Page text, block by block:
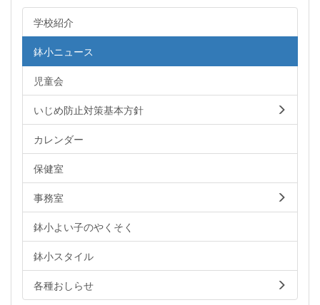
学校紹介
鉢小ニュース
児童会
いじめ防止対策基本方針
カレンダー
保健室
事務室
鉢小よい子のやくそく
鉢小スタイル
各種おしらせ